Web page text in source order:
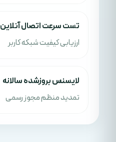
تست سرعت اتصال آنلاین
ارزیابی کیفیت شبکه کاربر
لایسنس بروزشده سالانه
تمدید منظم مجوز رسمی